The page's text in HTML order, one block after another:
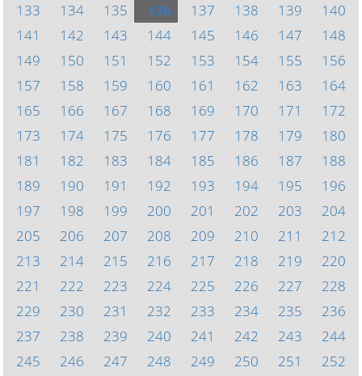
133
134 135 136 137 138 139
140
141
142 143 144 145 146 147
148
149
150 151 152 153 154 155
156
157
158 159 160 161 162 163
164
165
166 167 168 169 170 171
172
173
174 175 176 177 178 179
180
181
182 183 184 185 186 187
188
189
190 191 192 193 194 195
196
197
198 199 200 201 202 203
204
205
206 207 208 209 210 211
212
213
214 215 216 217 218 219
220
221
222 223 224 225 226 227
228
229
230 231 232 233 234 235
236
237
238 239 240 241 242 243
244
245
246 247 248 249 250 251
252